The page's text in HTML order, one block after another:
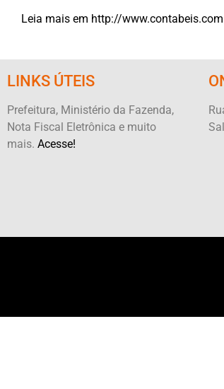
Leia mais em http://
LINKS ÚTEIS
Prefeitura, Ministério da Fazenda,
Nota Fiscal Eletrônica e muito
mais. Acesse!